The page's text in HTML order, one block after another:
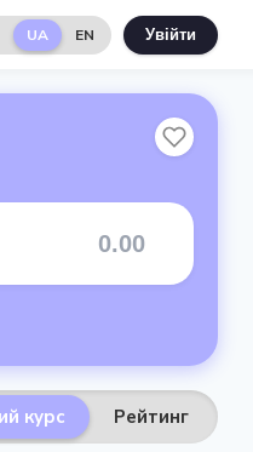
UA EN Увійти
курс Рейтинг